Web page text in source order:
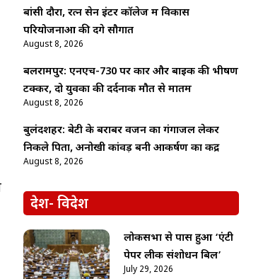
बांसी दौरा, रत्न सेन इंटर कॉलेज में विकास
परियोजनाओं की देंगे सौगात
August 8, 2026
बलरामपुर: एनएच-730 पर कार और बाइक की भीषण
टक्कर, दो युवकों की दर्दनाक मौत से मातम
August 8, 2026
बुलंदशहर: बेटी के बराबर वजन का गंगाजल लेकर
निकले पिता, अनोखी कांवड़ बनी आकर्षण का केंद्र
August 8, 2026
देश- विदेश
लोकसभा से पास हुआ ‘एंटी
पेपर लीक संशोधन बिल’
July 29, 2026